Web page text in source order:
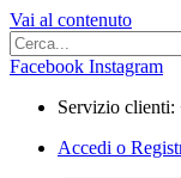
Vai al contenuto
Facebook Instagram
Servizio clienti:
Accedi o